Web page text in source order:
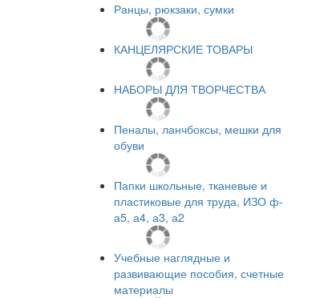
Ранцы, рюкзаки, сумки
КАНЦЕЛЯРСКИЕ ТОВАРЫ
НАБОРЫ ДЛЯ ТВОРЧЕСТВА
Пеналы, ланчбоксы, мешки для
обуви
Папки школьные, тканевые и
пластиковые для труда, ИЗО ф-
а5, а4, а3, а2
Учебные наглядные и
развивающие пособия, счетные
материалы